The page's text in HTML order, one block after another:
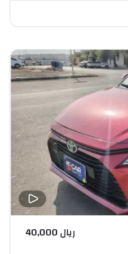
ريال 40,000